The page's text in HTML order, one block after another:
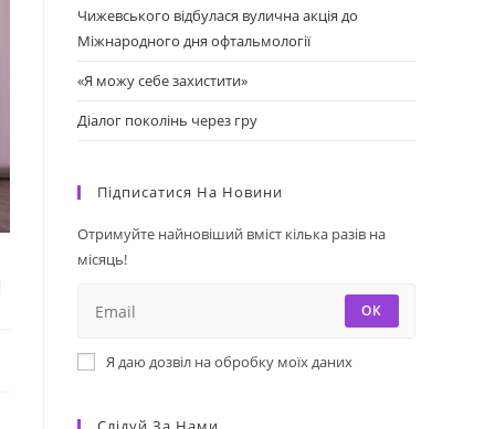
Чижевського відбулася вулична акція до
Міжнародного дня офтальмології
«Я можу себе захистити»
Діалог поколінь через гру
Підписатися На Новини
Отримуйте найновіший вміст кілька разів на
місяць!
ОК
Я даю дозвіл на обробку моїх даних